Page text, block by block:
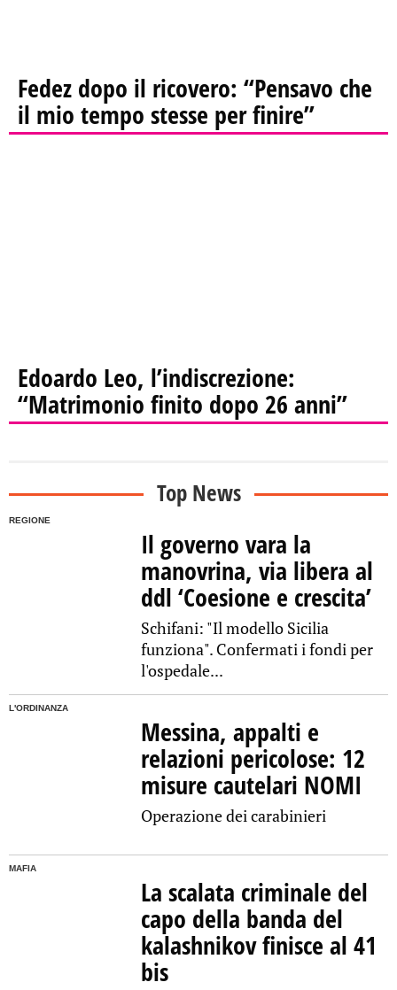
Fedez dopo il ricovero: “Pensavo che
il mio tempo stesse per finire”
Edoardo Leo, l’indiscrezione:
“Matrimonio finito dopo 26 anni”
Top News
REGIONE
Il governo vara la
manovrina, via libera al
ddl ‘Coesione e crescita’
Schifani: "Il modello Sicilia
funziona". Confermati i fondi per
l'ospedale...
L'ORDINANZA
Messina, appalti e
relazioni pericolose: 12
misure cautelari NOMI
Operazione dei carabinieri
MAFIA
La scalata criminale del
capo della banda del
kalashnikov finisce al 41
bis